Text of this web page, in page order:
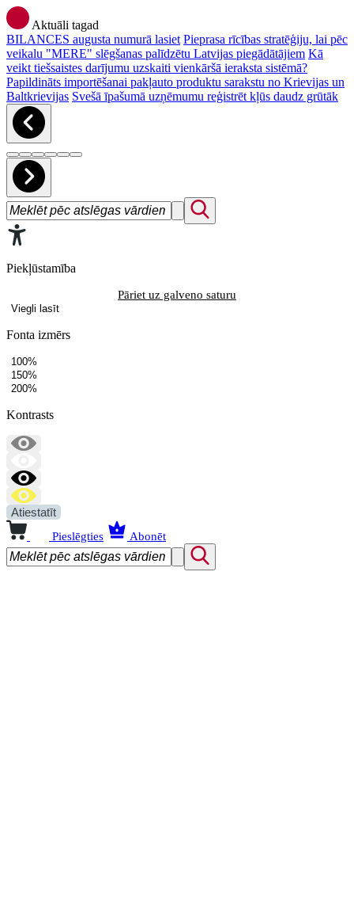
Aktuāli tagad
BILANCES augusta numurā lasiet Pieprasa rīcības stratēģiju, lai pēc
veikalu "MERE" slēgšanas palīdzētu Latvijas piegādātājiem Kā
veikt tiešsaistes darījumu uzskaiti vienkāršā ieraksta sistēmā?
Papildināts importēšanai pakļauto produktu sarakstu no Krievijas un
Baltkrievijas Svešā īpašumā uzņēmumu reģistrēt kļūs daudz grūtāk
Piekļūstamība
Pāriet uz galveno saturu
Viegli lasīt
Fonta izmērs
100%
150%
200%
Kontrasts
Atiestatīt
Pieslēgties Abonēt